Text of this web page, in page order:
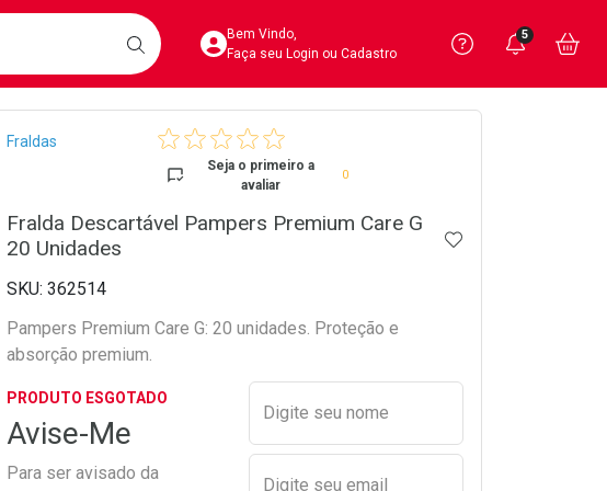
BUSCARAcesse sua Conta
Bem Vindo,
Faça seu Login ou Cadastro
Precisa
Ver Recursos
Você
5
Breadcrumb
Fraldas
Seja o primeiro a
avaliar
0
Fralda Descartável Pampers Premium Care G
20 Unidades
ADICIONAR AOS
362514
Pampers Premium Care G: 20 unidades. Proteção e
absorção premium.
PRODUTO ESGOTADO
Avise-Me
Para ser avisado da
Preencher nome e email
Digite seu nome
Digite seu email